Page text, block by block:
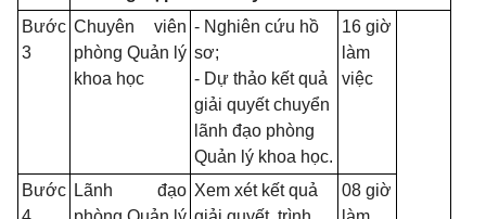
Bước
3
Chuyên viên
phòng Quản lý
khoa học
- Nghiên cứu hồ
sơ;
- Dự thảo kết quả
giải quyết chuyển
lãnh đạo phòng
Quản lý khoa học.
16 giờ
làm
việc
Bước Lãnh đạo Xem xét kết quả
08 giờ